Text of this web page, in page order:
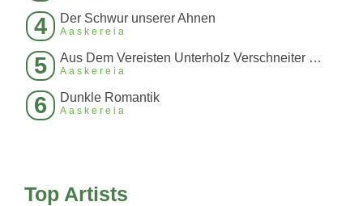
4 Der Schwur unserer Ahnen
Aaskereia
5 Aus Dem Vereisten Unterholz Verschneiter Wälder
Aaskereia
6 Dunkle Romantik
Aaskereia
Top Artists